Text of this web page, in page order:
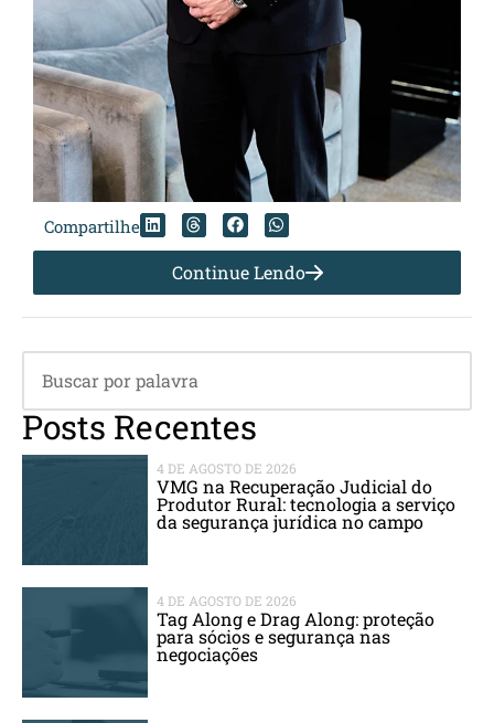
Compartilhe
Continue Lendo
Posts Recentes
4 DE AGOSTO DE 2026
VMG na Recuperação Judicial do
Produtor Rural: tecnologia a serviço
da segurança jurídica no campo
4 DE AGOSTO DE 2026
Tag Along e Drag Along: proteção
para sócios e segurança nas
negociações